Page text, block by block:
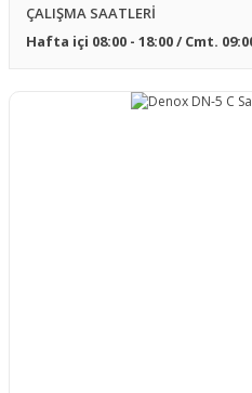
ÇALIŞMA SAATLERİ
Hafta içi 08:00 - 18:00 / Cmt.